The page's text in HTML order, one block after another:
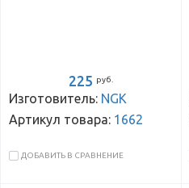
225 руб.
Изготовитель: NGK
Артикул товара: 1662
ДОБАВИТЬ В СРАВНЕНИЕ